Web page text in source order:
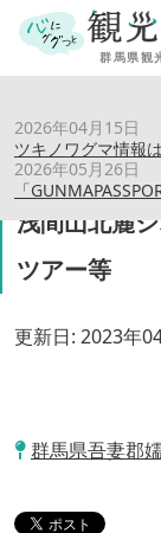
2026年04月15日
ツキノワグマ情報
2026年05月26日
「
浅間山北麓ジオ
浅間山北麓
ツアー等
更新日: 2023年
群馬県吾妻郡